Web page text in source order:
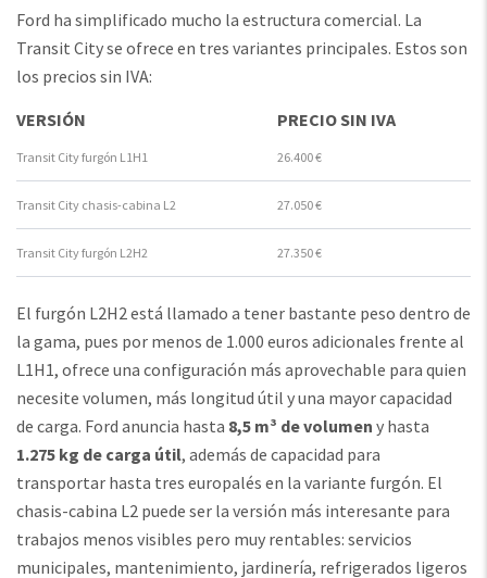
Ford ha simplificado mucho la estructura comercial. La
Transit City se ofrece en tres variantes principales. Estos son
los precios sin IVA:
VERSIÓN
PRECIO SIN IVA
Transit City furgón L1H1 26.400 €
Transit City chasis-cabina L2 27.050 €
Transit City furgón L2H2 27.350 €
El furgón L2H2 está llamado a tener bastante peso dentro de
la gama, pues por menos de 1.000 euros adicionales frente al
L1H1, ofrece una configuración más aprovechable para quien
necesite volumen, más longitud útil y una mayor capacidad
de carga. Ford anuncia hasta 8,5 m³ de volumen y hasta
1.275 kg de carga útil, además de capacidad para
transportar hasta tres europalés en la variante furgón. El
chasis-cabina L2 puede ser la versión más interesante para
trabajos menos visibles pero muy rentables: servicios
municipales, mantenimiento, jardinería, refrigerados ligeros